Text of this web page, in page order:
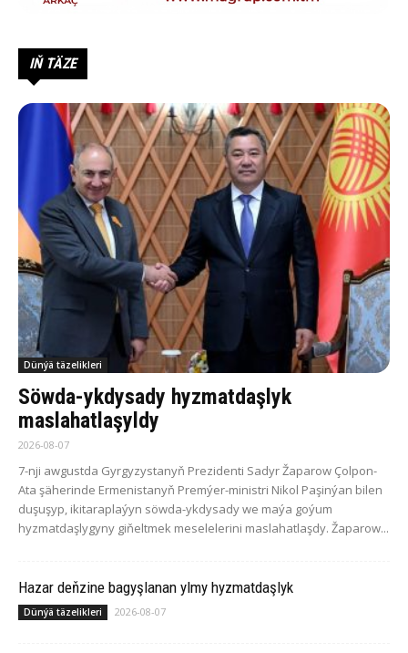
IŇ TÄZE
Dünýä täzelikleri
Söwda-ykdysady hyzmatdaşlyk
maslahatlaşyldy
2026-08-07
7-nji awgustda Gyrgyzystanyň Prezidenti Sadyr Žaparow Çolpon-
Ata şäherinde Ermenistanyň Premýer-ministri Nikol Paşinýan bilen
duşuşyp, ikitaraplaýyn söwda-ykdysady we maýa goýum
hyzmatdaşlygyny giňeltmek meselelerini maslahatlaşdy. Žaparow...
Hazar deňzine bagyşlanan ylmy hyzmatdaşlyk
Dünýä täzelikleri 2026-08-07